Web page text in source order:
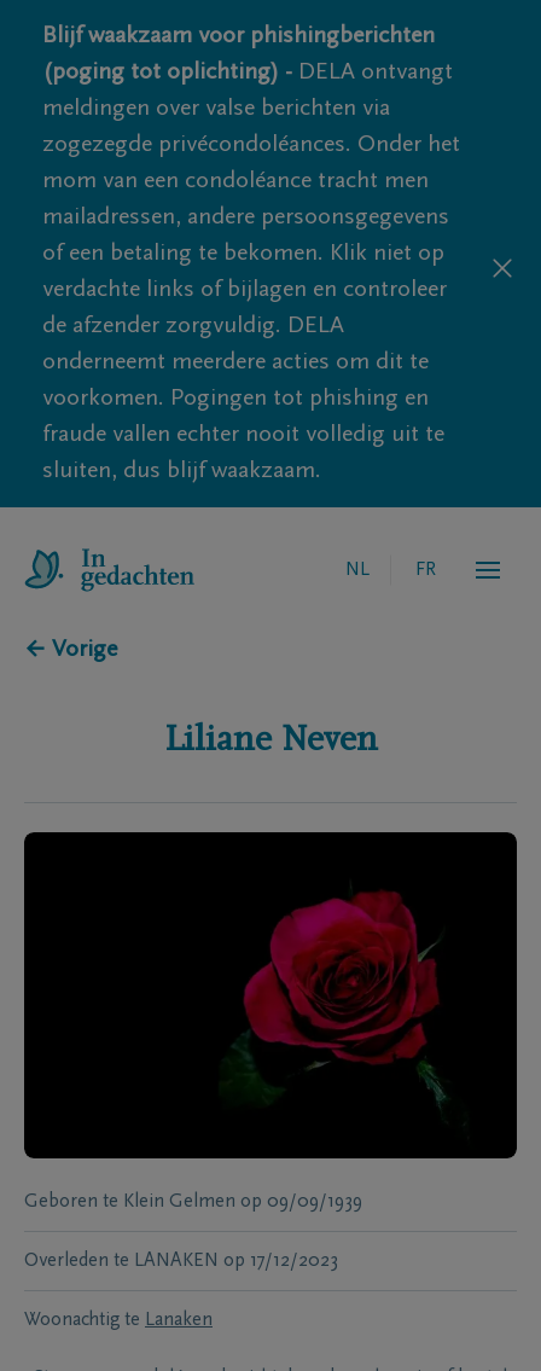
Blijf waakzaam voor phishingberichten
(poging tot oplichting) - DELA ontvangt
meldingen over valse berichten via
zogezegde privécondoléances. Onder het
mom van een condoléance tracht men
mailadressen, andere persoonsgegevens
of een betaling te bekomen. Klik niet op
verdachte links of bijlagen en controleer
de afzender zorgvuldig. DELA
onderneemt meerdere acties om dit te
voorkomen. Pogingen tot phishing en
fraude vallen echter nooit volledig uit te
sluiten, dus blijf waakzaam.
NL FR
← Vorige
Liliane Neven
Geboren te Klein Gelmen op 09/09/1939
Overleden te LANAKEN op 17/12/2023
Woonachtig te Lanaken